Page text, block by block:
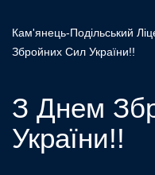
Кам'янець-Подільський
Збройних Сил України!!
З Днем
України!!